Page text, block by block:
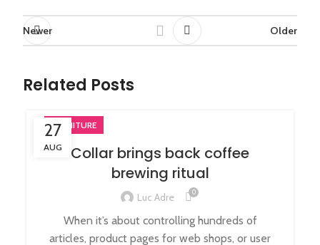
Newer Older
Related Posts
27
AUG
FURNITURE
Collar brings back coffee
brewing ritual
Luc Adre 0
When it’s about controlling hundreds of
articles, product pages for web shops, or user